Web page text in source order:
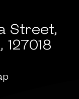
Street,